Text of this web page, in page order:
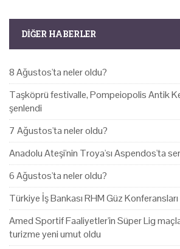
DIĞER HABERLER
8 Ağustos'ta neler oldu?
Taşköprü festivalle, Pompeiopolis Antik
şenlendi
7 Ağustos'ta neler oldu?
Anadolu Ateşi'nin Troya'sı Aspendos'ta
6 Ağustos'ta neler oldu?
Türkiye İş Bankası RHM Güz Konferansları
Amed Sportif Faaliyetler'in Süper Lig
turizme yeni umut oldu